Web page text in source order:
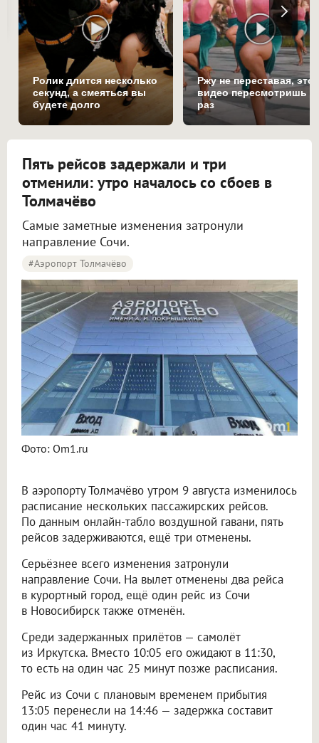
Ролик длится несколько
секунд, а смеяться вы
будете долго
Ржу не переставая, это
видео пересмотришь
раз
Пять рейсов задержали и три
отменили: утро началось со сбоев в
Толмачёво
Самые заметные изменения затронули
направление Сочи.
#Аэропорт Толмачёво
Фото: Om1.ru
В аэропорту Толмачёво утром 9 августа изменилось
расписание нескольких пассажирских рейсов.
По данным онлайн-табло воздушной гавани, пять
рейсов задерживаются, ещё три отменены.
Серьёзнее всего изменения затронули
направление Сочи. На вылет отменены два рейса
в курортный город, ещё один рейс из Сочи
в Новосибирск также отменён.
Среди задержанных прилётов — самолёт
из Иркутска. Вместо 10:05 его ожидают в 11:30,
то есть на один час 25 минут позже расписания.
Рейс из Сочи с плановым временем прибытия
13:05 перенесли на 14:46 — задержка составит
один час 41 минуту.